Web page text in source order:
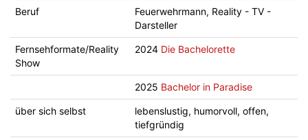
Beruf
Feuerwehrmann, Reality - TV -
Darsteller
Fernsehformate/Reality
Show
2024 Die Bachelorette
2025 Bachelor in Paradise
über sich selbst
lebenslustig, humorvoll, offen,
tiefgründig